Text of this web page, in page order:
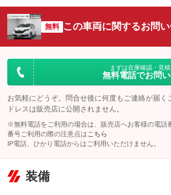
無料 この車両に関するお問
まずは在庫確認・見
無料電話でお問
お気軽にどうぞ。問合せ後に何度もご連絡が届く
ドレスは販売店に公開されません。
※無料電話をご利用の場合は、販売店へお客様の電話
番号ご利用の際の注意点は こちら
IP電話、ひかり電話からはご利用いただけません。
装備